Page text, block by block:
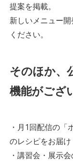
提案を掲載。
新しいメニュー
ください。
そのほか、
機能がござ
・月1回配信の「
のレシピをお届け
・講習会・展示